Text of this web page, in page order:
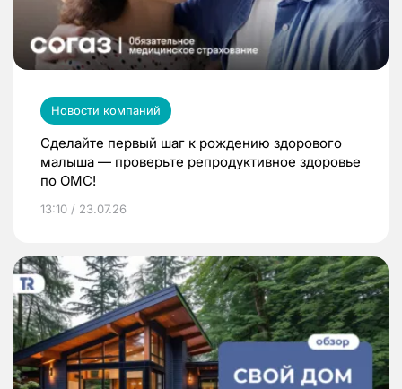
Новости компаний
Сделайте первый шаг к рождению здорового
малыша — проверьте репродуктивное здоровье
по ОМС!
13:10 / 23.07.26